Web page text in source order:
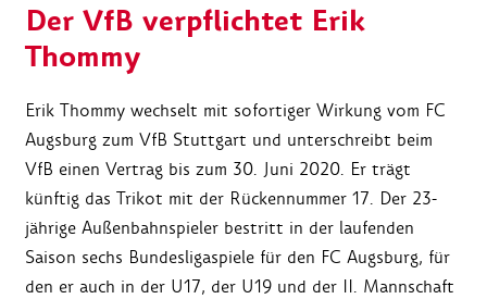
Der VfB verpflichtet Erik
Thommy
Erik Thommy wechselt mit sofortiger Wirkung vom FC
Augsburg zum VfB Stuttgart und unterschreibt beim
VfB einen Vertrag bis zum 30. Juni 2020. Er trägt
künftig das Trikot mit der Rückennummer 17. Der 23-
jährige Außenbahnspieler bestritt in der laufenden
Saison sechs Bundesligaspiele für den FC Augsburg, für
den er auch in der U17, der U19 und der II. Mannschaft